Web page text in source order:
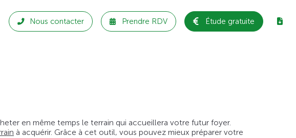
Nous contacter Prendre RDV Étude gratuite
en même temps le terrain qui accueillera votre futur foyer.
à acquérir. Grâce à cet outil, vous pouvez mieux préparer votre